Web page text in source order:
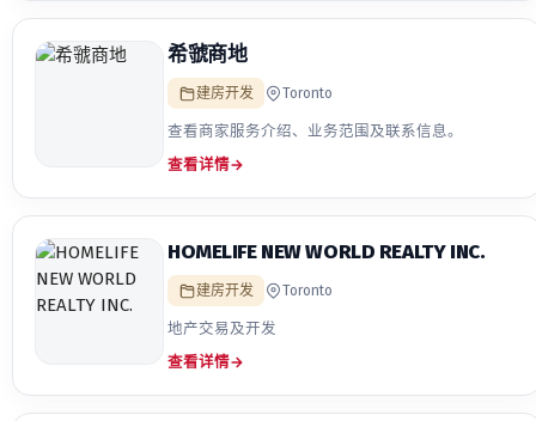
希虢商地
建房开发 Toronto
查看商家服务介绍、业务范围及联系信息。
查看详情→
HOMELIFE NEW WORLD REALTY INC.
建房开发 Toronto
地产交易及开发
查看详情→